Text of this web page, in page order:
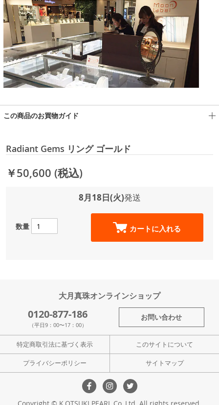
この商品のお買物ガイド
Radiant Gems リング ゴールド
￥50,600 (税込)
8月18日(火)発送
数量 カートに入れる
大月真珠オンラインショップ
0120-877-186
（平日9：00〜17：00）
お問い合わせ
特定商取引法に基づく表示 このサイトについて
プライバシーポリシー サイトマップ